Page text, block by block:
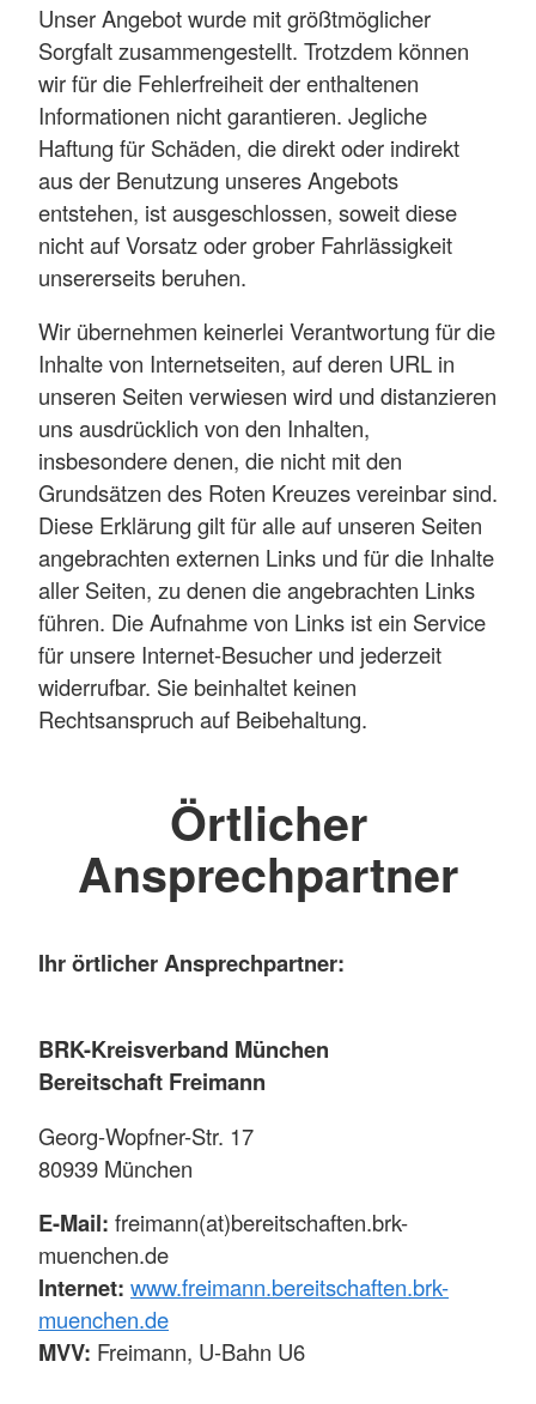
Unser Angebot wurde mit größtmöglicher
Sorgfalt zusammengestellt. Trotzdem können
wir für die Fehlerfreiheit der enthaltenen
Informationen nicht garantieren. Jegliche
Haftung für Schäden, die direkt oder indirekt
aus der Benutzung unseres Angebots
entstehen, ist ausgeschlossen, soweit diese
nicht auf Vorsatz oder grober Fahrlässigkeit
unsererseits beruhen.
Wir übernehmen keinerlei Verantwortung für die
Inhalte von Internetseiten, auf deren URL in
unseren Seiten verwiesen wird und distanzieren
uns ausdrücklich von den Inhalten,
insbesondere denen, die nicht mit den
Grundsätzen des Roten Kreuzes vereinbar sind.
Diese Erklärung gilt für alle auf unseren Seiten
angebrachten externen Links und für die Inhalte
aller Seiten, zu denen die angebrachten Links
führen. Die Aufnahme von Links ist ein Service
für unsere Internet-Besucher und jederzeit
widerrufbar. Sie beinhaltet keinen
Rechtsanspruch auf Beibehaltung.
Örtlicher
Ansprechpartner
Ihr örtlicher Ansprechpartner:
BRK-Kreisverband München
Bereitschaft Freimann
Georg-Wopfner-Str. 17
80939 München
E-Mail: freimann(at)bereitschaften.brk-
muenchen.de
Internet: www.freimann.bereitschaften.brk-
muenchen.de
MVV: Freimann, U-Bahn U6